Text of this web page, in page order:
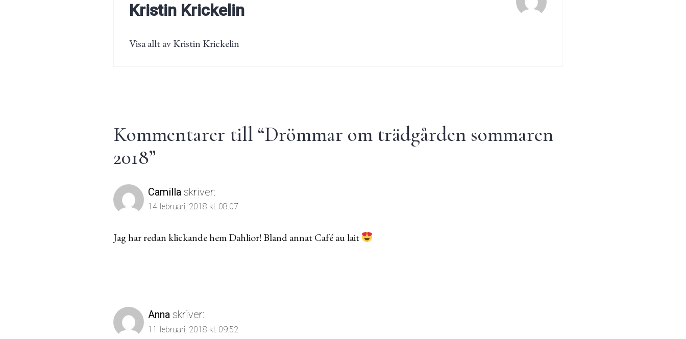
Kristin Krickelin
Visa allt av Kristin Krickelin
Kommentarer till “Drömmar om trädgården sommaren
2018”
Camilla skriver:
14 februari, 2018 kl. 08:07
Jag har redan klickande hem Dahlior! Bland annat Café au lait
Anna skriver:
11 februari, 2018 kl. 09:52